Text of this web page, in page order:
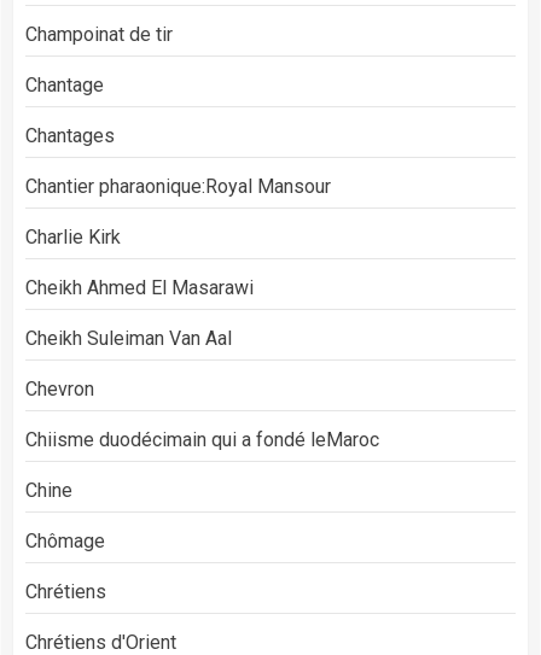
Champoinat de tir
Chantage
Chantages
Chantier pharaonique:Royal Mansour
Charlie Kirk
Cheikh Ahmed El Masarawi
Cheikh Suleiman Van Aal
Chevron
Chiisme duodécimain qui a fondé leMaroc
Chine
Chômage
Chrétiens
Chrétiens d'Orient